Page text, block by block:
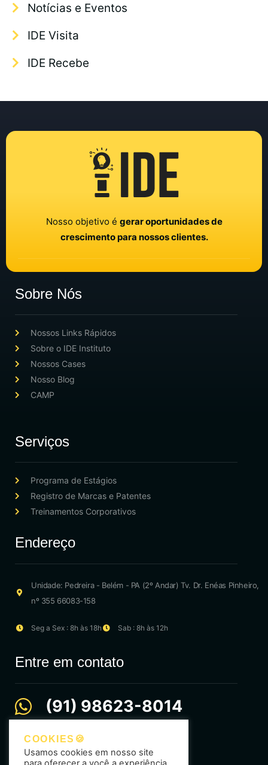
Notícias e Eventos
IDE Visita
IDE Recebe
Nosso objetivo é gerar oportunidades de
crescimento para nossos clientes.
Sobre Nós
Nossos Links Rápidos
Sobre o IDE Instituto
Nossos Cases
Nosso Blog
CAMP
Serviços
Programa de Estágios
Registro de Marcas e Patentes
Treinamentos Corporativos
Endereço
Unidade: Pedreira - Belém - PA (2º Andar) Tv. Dr. Enéas Pinheiro,
nº 355 66083-158
Seg a Sex : 8h às 18h Sab : 8h às 12h
Entre em contato
(91) 98623-8014
comercial@ideinstituto.com.br
selecao@ideinstituto.com.br
COOKIES🍪
Usamos cookies em nosso site